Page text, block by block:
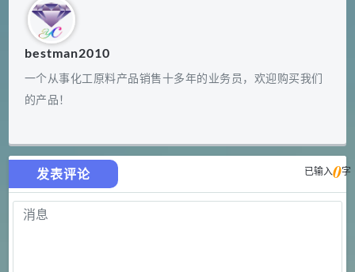
bestman2010
一个从事化工原料产品销售十多年的业务员，欢迎购买我们
的产品！
发表评论 已输入0字